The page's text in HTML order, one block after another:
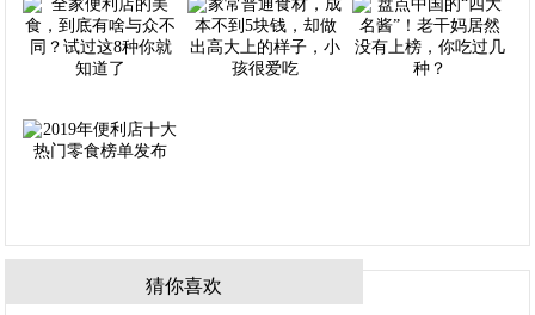
猜你喜欢